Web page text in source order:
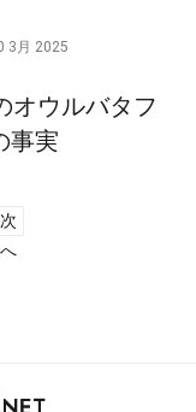
3月 2025
オウルバタフ
事実
次
へ